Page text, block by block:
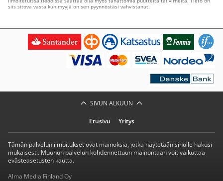
siis sitova vasta kun myyjä on sen pyynnöstäsi vahvistanut.
SIVUN ALKUUN
Etusivu Yritys
Tämän palvelun ilmoitukset ovat mainoksia, jotka näytetään sinulle hakusi
mukaisesti. Muuhun palvelun kohdennettuun mainontaan voit vaikuttaa
evästeasetusten kautta.
Alma Media Finland Oy